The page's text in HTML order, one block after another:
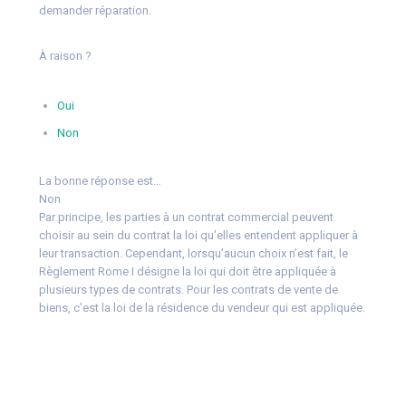
demander réparation.
À raison ?
Oui
Non
La bonne réponse est…
Non
Par principe, les parties à un contrat commercial peuvent
choisir au sein du contrat la loi qu’elles entendent appliquer à
leur transaction. Cependant, lorsqu’aucun choix n’est fait, le
Règlement Rome I désigne la loi qui doit être appliquée à
plusieurs types de contrats. Pour les contrats de vente de
biens, c’est la loi de la résidence du vendeur qui est appliquée.